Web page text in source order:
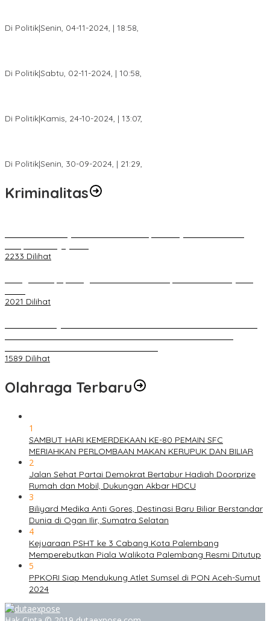
Di Politik|Senin, 04-11-2024, | 18:58,
Di Politik|Sabtu, 02-11-2024, | 10:58,
Di Politik|Kamis, 24-10-2024, | 13:07,
Di Politik|Senin, 30-09-2024, | 21:29,
Kriminalitas
2233 Dilihat
2021 Dilihat
1589 Dilihat
Olahraga Terbaru
1
SAMBUT HARI KEMERDEKAAN KE-80 PEMAIN SFC
MERIAHKAN PERLOMBAAN MAKAN KERUPUK DAN BILIAR
2
Jalan Sehat Partai Demokrat Bertabur Hadiah Doorprize
Rumah dan Mobil, Dukungan Akbar HDCU
3
Biliyard Medika Anti Gores, Destinasi Baru Biliar Berstandar
Dunia di Ogan Ilir, Sumatra Selatan
4
Kejuaraan PSHT ke 3 Cabang Kota Palembang
Memperebutkan Piala Walikota Palembang Resmi Ditutup
5
PPKORI Siap Mendukung Atlet Sumsel di PON Aceh-Sumut
2024